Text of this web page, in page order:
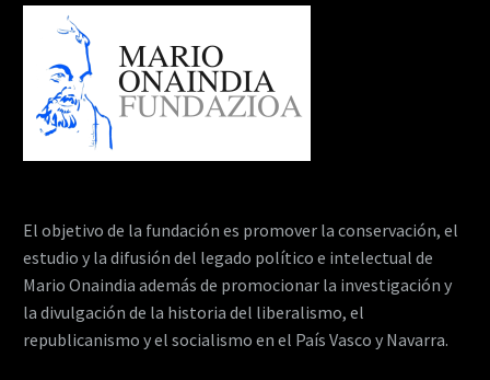
El objetivo de la fundación es promover la conservación, el
estudio y la difusión del legado político e intelectual de
Mario Onaindia además de promocionar la investigación y
la divulgación de la historia del liberalismo, el
republicanismo y el socialismo en el País Vasco y Navarra.